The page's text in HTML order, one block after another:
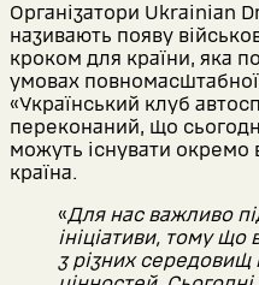
Організатори Ukrainian
називають появу
кроком для країни, яка
умовах
«Український клуб
переконаний, що
можуть існувати окремо
країна.
«Для нас важливо
ініціативи, тому
з різних середовищ